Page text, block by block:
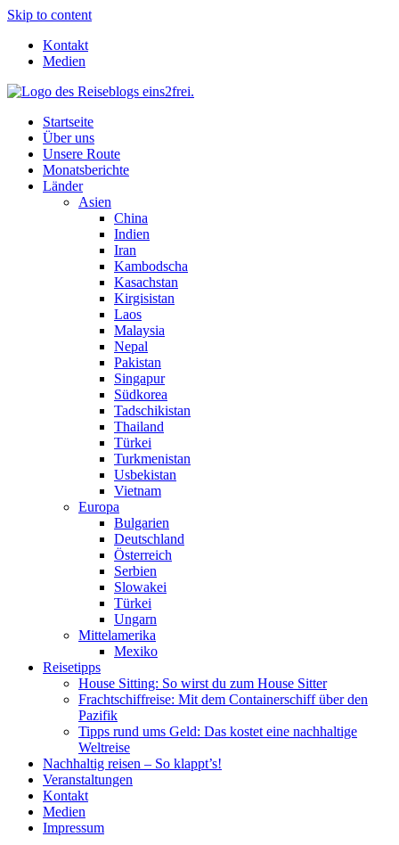
Skip to content
Kontakt
Medien
Startseite
Über uns
Unsere Route
Monatsberichte
Länder
Asien
China
Indien
Iran
Kambodscha
Kasachstan
Kirgisistan
Laos
Malaysia
Nepal
Pakistan
Singapur
Südkorea
Tadschikistan
Thailand
Türkei
Turkmenistan
Usbekistan
Vietnam
Europa
Bulgarien
Deutschland
Österreich
Serbien
Slowakei
Türkei
Ungarn
Mittelamerika
Mexiko
Reisetipps
House Sitting: So wirst du zum House Sitter
Frachtschiffreise: Mit dem Containerschiff über den
Pazifik
Tipps rund ums Geld: Das kostet eine nachhaltige
Weltreise
Nachhaltig reisen – So klappt’s!
Veranstaltungen
Kontakt
Medien
Impressum